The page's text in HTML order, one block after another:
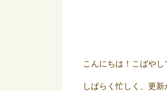
こんにちは！こばやし
しばらく忙しく、更新